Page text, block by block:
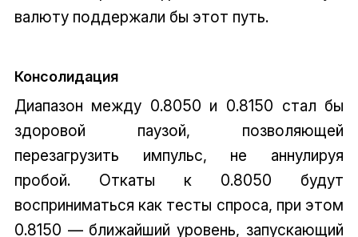
валюту поддержали бы этот путь.
Консолидация
Диапазон между 0.8050 и 0.8150 стал бы
здоровой паузой, позволяющей
перезагрузить импульс, не аннулируя
пробой. Откаты к 0.8050 будут
восприниматься как тесты спроса, при этом
0.8150 — ближайший уровень, запускающий